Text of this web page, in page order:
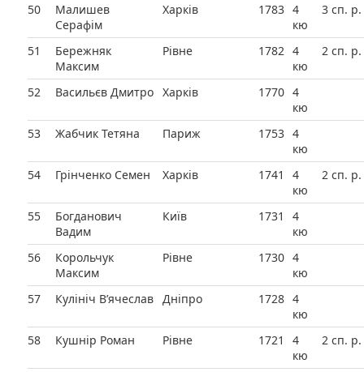
50
Малишев
Серафім
Харків 1783 4
кю
3 сп. р.
51
Бережняк
Максим
Рівне 1782 4
кю
2 сп. р.
52 Васильєв Дмитро Харків 1770 4
кю
53
Жабчик Тетяна Париж 1753 4
кю
54
Грінченко Семен Харків 1741
4
кю
2 сп. р.
55
Богданович
Вадим
Київ 1731
4
кю
56
Корольчук
Максим
Рівне 1730 4
кю
57
Кулініч В’ячеслав Дніпро 1728 4
кю
58
Кушнір Роман Рівне 1721
4
кю
2 сп. р.